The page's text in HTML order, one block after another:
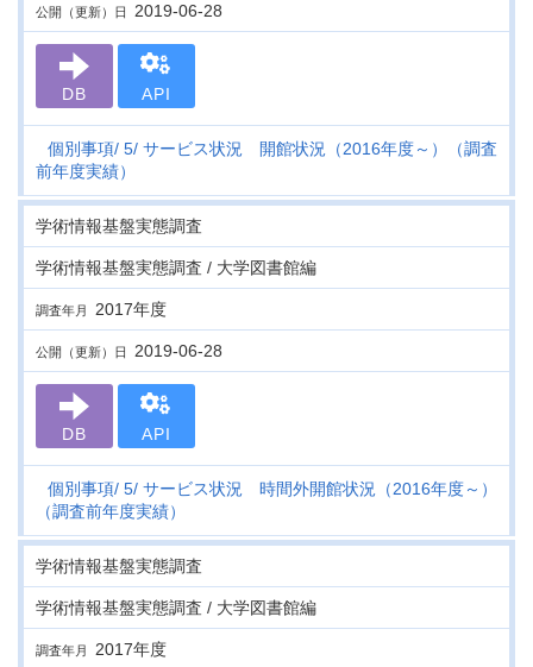
公開（更新）日 2019-06-28
DB API
個別事項 5 サービス状況 開館状況（2016年度～）（調査
前年度実績）
学術情報基盤実態調査
学術情報基盤実態調査 / 大学図書館編
調査年月 2017年度
公開（更新）日 2019-06-28
DB API
個別事項 5 サービス状況 時間外開館状況（2016年度～）
（調査前年度実績）
学術情報基盤実態調査
学術情報基盤実態調査 / 大学図書館編
調査年月 2017年度